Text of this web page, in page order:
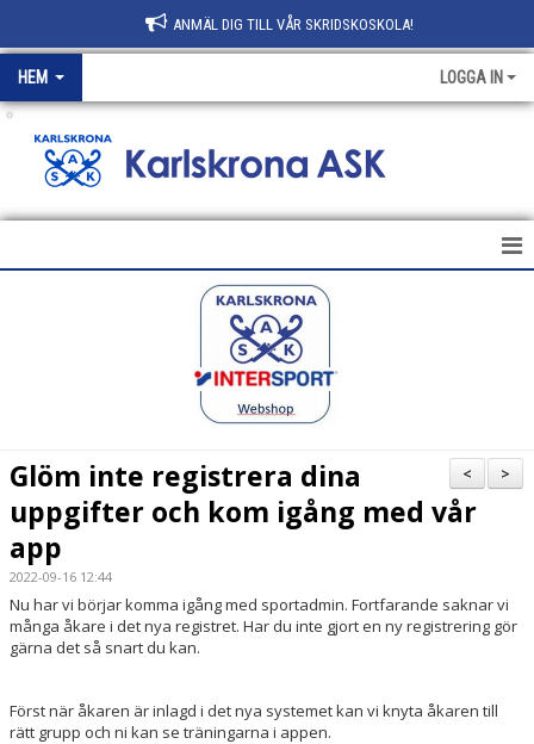
ANMÄL DIG TILL VÅR SKRIDSKOSKOLA!
HEM LOGGA IN
.
DOKUMENT
SHOW 2026
>
<
Glöm inte registrera dina
uppgifter och kom igång med vår
app
2022-09-16 12:44
Nu har vi börjar komma igång med sportadmin. Fortfarande saknar vi
många åkare i det nya registret. Har du inte gjort en ny registrering gör
gärna det så snart du kan.
Först när åkaren är inlagd i det nya systemet kan vi knyta åkaren till
rätt grupp och ni kan se träningarna i appen.